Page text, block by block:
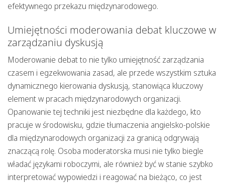
efektywnego przekazu międzynarodowego.
Umiejętności moderowania debat kluczowe w
zarządzaniu dyskusją
Moderowanie debat to nie tylko umiejętność zarządzania
czasem i egzekwowania zasad, ale przede wszystkim sztuka
dynamicznego kierowania dyskusją, stanowiąca kluczowy
element w pracach międzynarodowych organizacji.
Opanowanie tej techniki jest niezbędne dla każdego, kto
pracuje w środowisku, gdzie tłumaczenia angielsko-polskie
dla międzynarodowych organizacji za granicą odgrywają
znaczącą rolę. Osoba moderatorska musi nie tylko biegle
władać językami roboczymi, ale również być w stanie szybko
interpretować wypowiedzi i reagować na bieżąco, co jest